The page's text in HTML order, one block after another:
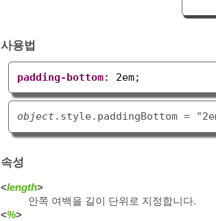
사용법
padding-bottom: 2em;
object
속성
<length>
안쪽 여백을 길이 단위로 지정합니다.
<%>